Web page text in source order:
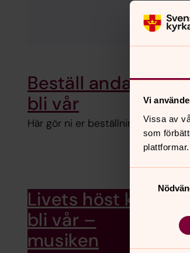
Vi
Vissa av
som
Beställ
bli vår
Här gör ni er beställning av
Livets höst kan
bli vår –
musiken